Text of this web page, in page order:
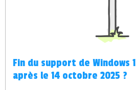
Fin du support de Windows
après le 14 octobre 2025 ?